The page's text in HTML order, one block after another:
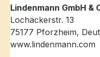
Lindenmann GmbH &
Lochäckerstr. 13
75177 Pforzheim,
www.lindenmann.com